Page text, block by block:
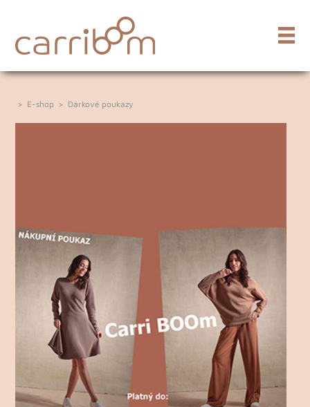
> E-shop > Dárkové poukazy